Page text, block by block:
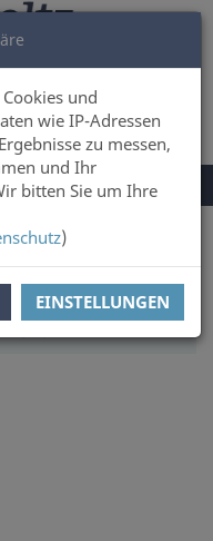
und
wie IP-Adressen
zu messen,
und Ihr
bitten Sie um Ihre
)
EINSTELLUNGEN
WARENKORB 0
Land & Leute